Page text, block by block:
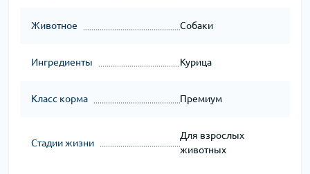
Животное Собаки
Ингредиенты Курица
Класс корма Премиум
Стадии жизни
Для взрослых
животных